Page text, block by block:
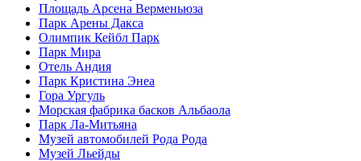
Площадь Арсена Верменьюза
Парк Арены Дакса
Олимпик Кейбл Парк
Парк Мира
Отель Андия
Парк Кристина Энеа
Гора Ургуль
Морская фабрика басков Альбаола
Парк Ла-Митьяна
Музей автомобилей Рода Рода
Музей Льейды